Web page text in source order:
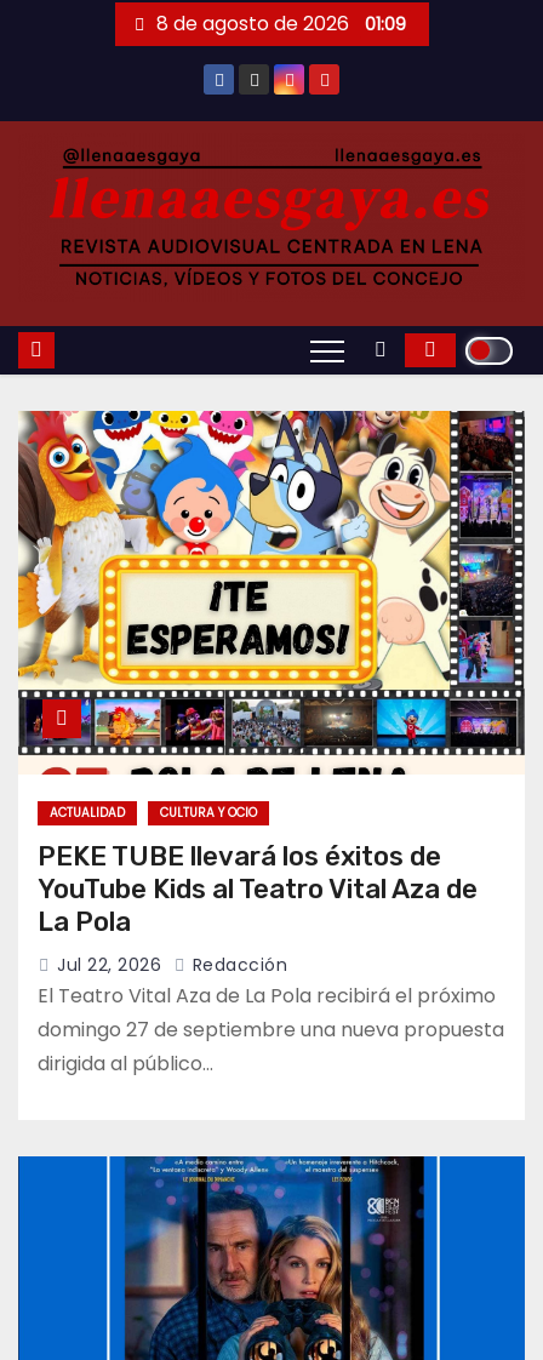
8 de agosto de 2026 01:09
ACTUALIDAD CULTURA Y OCIO
PEKE TUBE llevará los éxitos de
YouTube Kids al Teatro Vital Aza de
La Pola
Jul 22, 2026 Redacción
El Teatro Vital Aza de La Pola recibirá el próximo
domingo 27 de septiembre una nueva propuesta
dirigida al público…